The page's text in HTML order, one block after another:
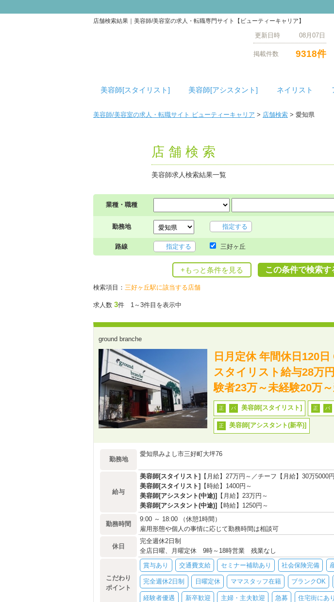
店舗検索結果｜美容師/美容室の求人・転職専門サイト【ビューティーキャリア】
更新日時 08月07日
9318件
掲載件数
美容師[スタイリスト] 美容師[アシスタント] ネイリスト
美容師/美容室の求人・転職サイト ビューティーキャリア > 店舗検索 > 愛知県
店舗検索
美容師求人検索結果一覧
業種・職種
勤務地 指定する
路線 指定する 三好ヶ丘
+もっと条件を見る この条件で検索す
検索項目： 三好ヶ丘駅に該当する店舗
求人数 3件 1～3件目を表示中
ground branche
日月定休 年間休日120
スタイリスト給与28万
験者23万～未経験20万
正 パ 美容師[スタイリスト] 正 パ
正 美容師[アシスタント(新卒)]
勤務地
愛知県みよし市三好町大坪76
給与
美容師[スタイリスト]
【月給】27万円～／チーフ【月給】30万5000
美容師[スタイリスト]
【時給】1400円～
美容師[アシスタント(中途)]
【月給】23万円～
美容師[アシスタント(中途)]
【時給】1250円～
勤務時間
9:00 ～ 18:00 （休憩1時間）
雇用形態や個人の事情に応じて勤務時間は相談可
休日
完全週休2日制
全店日曜、月曜定休 9時～18時営業 残業なし
こだわり
ポイント
賞与あり 交通費支給 セミナー補助あり 社会保険完備
完全週休2日制 日曜定休 ママスタッフ在籍 ブランクOK
経験者優遇 新卒歓迎 主婦・主夫歓迎 急募 住宅街にあり